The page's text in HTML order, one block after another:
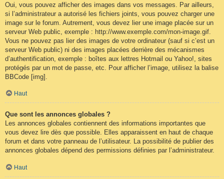
Oui, vous pouvez afficher des images dans vos messages. Par ailleurs,
si l’administrateur a autorisé les fichiers joints, vous pouvez charger une
image sur le forum. Autrement, vous devez lier une image placée sur un
serveur Web public, exemple : http://www.exemple.com/mon-image.gif.
Vous ne pouvez pas lier des images de votre ordinateur (sauf si c’est un
serveur Web public) ni des images placées derrière des mécanismes
d’authentification, exemple : boîtes aux lettres Hotmail ou Yahoo!, sites
protégés par un mot de passe, etc. Pour afficher l’image, utilisez la balise
BBCode [img].
Haut
Que sont les annonces globales ?
Les annonces globales contiennent des informations importantes que
vous devez lire dès que possible. Elles apparaissent en haut de chaque
forum et dans votre panneau de l’utilisateur. La possibilité de publier des
annonces globales dépend des permissions définies par l’administrateur.
Haut